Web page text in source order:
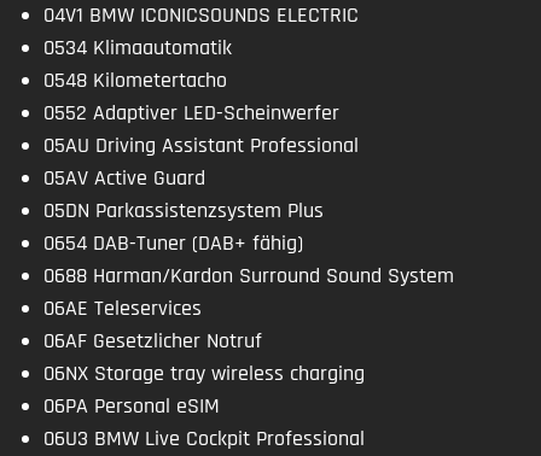
04V1 BMW ICONICSOUNDS ELECTRIC
0534 Klimaautomatik
0548 Kilometertacho
0552 Adaptiver LED-Scheinwerfer
05AU Driving Assistant Professional
05AV Active Guard
05DN Parkassistenzsystem Plus
0654 DAB-Tuner (DAB+ fähig)
0688 Harman/Kardon Surround Sound System
06AE Teleservices
06AF Gesetzlicher Notruf
06NX Storage tray wireless charging
06PA Personal eSIM
06U3 BMW Live Cockpit Professional